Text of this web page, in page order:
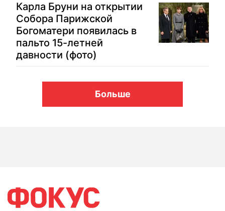
Карла Бруни на открытии
Собора Парижской
Богоматери появилась в
пальто 15-летней
давности (фото)
Больше